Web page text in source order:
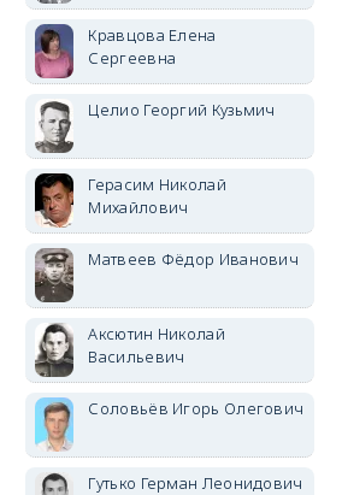
Кравцова Елена
Сергеевна
Целио Георгий Кузьмич
Герасим Николай
Михайлович
Матвеев Фёдор Иванович
Аксютин Николай
Васильевич
Соловьёв Игорь Олегович
Гутько Герман Леонидович